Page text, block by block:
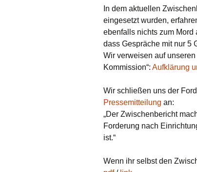
In dem aktuellen
eingesetzt wurden,
ebenfalls nichts zum Mord
dass Gespräche mit nur 5
Wir verweisen auf
Kommission“: Aufklärung
Wir schließen uns der
Pressemitteilung an:
„Der Zwischenbericht
Forderung nach
ist.“
Wenn ihr selbst den